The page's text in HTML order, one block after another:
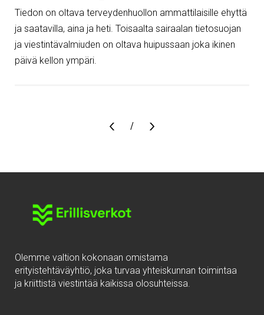
Tiedon on oltava terveydenhuollon ammattilaisille ehyttä
ja saatavilla, aina ja heti. Toisaalta sairaalan tietosuojan
ja viestintävalmiuden on oltava huipussaan joka ikinen
päivä kellon ympäri.
Sivu
/
Olemme valtion kokonaan omistama
erityistehtäväyhtiö, joka turvaa yhteiskunnan toimintaa
ja kriittistä viestintää kaikissa olosuhteissa.